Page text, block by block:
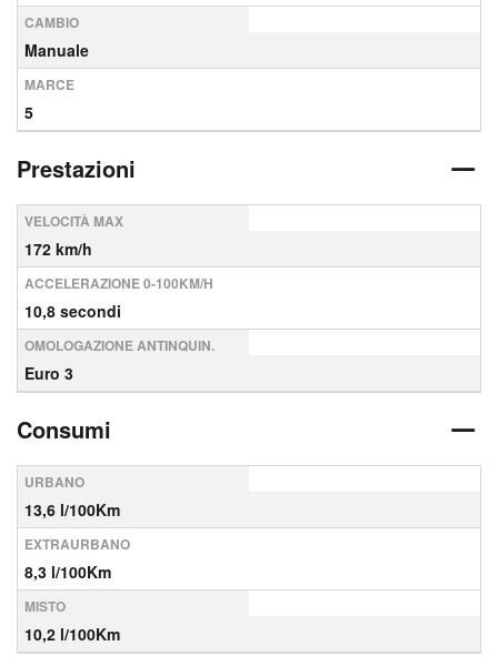
CAMBIO
Manuale
MARCE
5
Prestazioni
VELOCITÀ MAX
172 km/h
ACCELERAZIONE 0-100KM/H
10,8 secondi
OMOLOGAZIONE ANTINQUIN.
Euro 3
Consumi
URBANO
13,6 l/100Km
EXTRAURBANO
8,3 l/100Km
MISTO
10,2 l/100Km